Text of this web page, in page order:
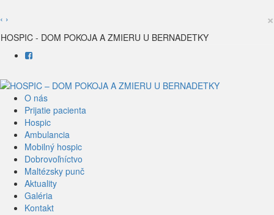
‹ › ×
HOSPIC - DOM POKOJA A ZMIERU U BERNADETKY
O nás
Prijatie pacienta
Hospic
Ambulancia
Mobilný hospic
Dobrovoľníctvo
Maltézsky punč
Aktuality
Galéria
Kontakt